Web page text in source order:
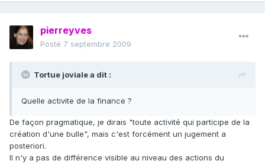
pierreyves
Posté 7 septembre 2009
Tortue joviale a dit :
Quelle activite de la finance ?
De façon pragmatique, je dirais "toute activité qui participe de la
création d'une bulle", mais c'est forcément un jugement a
posteriori.
Il n'y a pas de différence visible au niveau des actions du